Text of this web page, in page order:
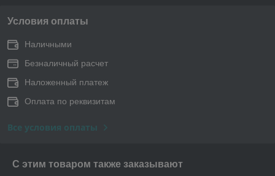
Условия оплаты
Наличными
Безналичный расчет
Наложенный платеж
Оплата по реквизитам
Все условия оплаты
С этим товаром также заказывают